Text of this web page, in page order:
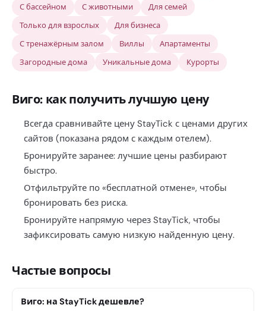
С бассейном
С животными
Для семей
Только для взрослых
Для бизнеса
С тренажёрным залом
Виллы
Апартаменты
Загородные дома
Уникальные дома Курорты
Виго: как получить лучшую цену
Всегда сравнивайте цену StayTick с ценами других
сайтов (показана рядом с каждым отелем).
Бронируйте заранее: лучшие цены разбирают
быстро.
Отфильтруйте по «бесплатной отмене», чтобы
бронировать без риска.
Бронируйте напрямую через StayTick, чтобы
зафиксировать самую низкую найденную цену.
Частые вопросы
Виго: на StayTick дешевле?